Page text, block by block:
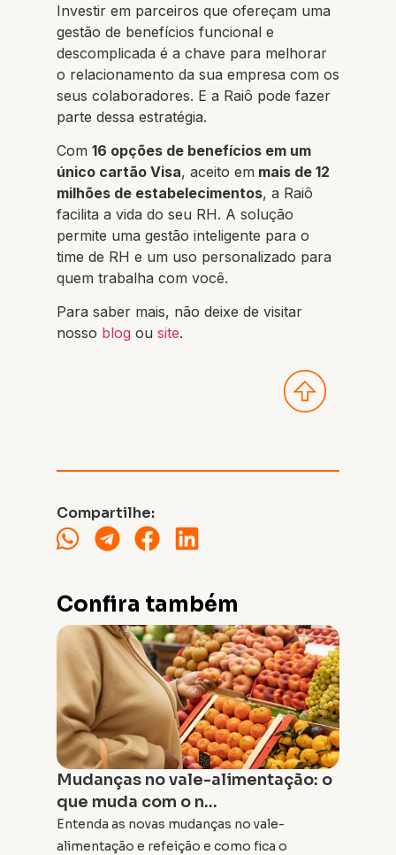
Investir em parceiros que ofereçam uma
gestão de benefícios funcional e
descomplicada é a chave para melhorar
o relacionamento da sua empresa com os
seus colaboradores. E a Raiô pode fazer
parte dessa estratégia.
Com 16 opções de benefícios em um
único cartão Visa, aceito em mais de 12
milhões de estabelecimentos, a Raiô
facilita a vida do seu RH. A solução
permite uma gestão inteligente para o
time de RH e um uso personalizado para
quem trabalha com você.
Para saber mais, não deixe de visitar
nosso blog ou site.
Compartilhe:
Confira também
Mudanças no vale-alimentação: o
que muda com o n...
Entenda as novas mudanças no vale-
alimentação e refeição e como fica o